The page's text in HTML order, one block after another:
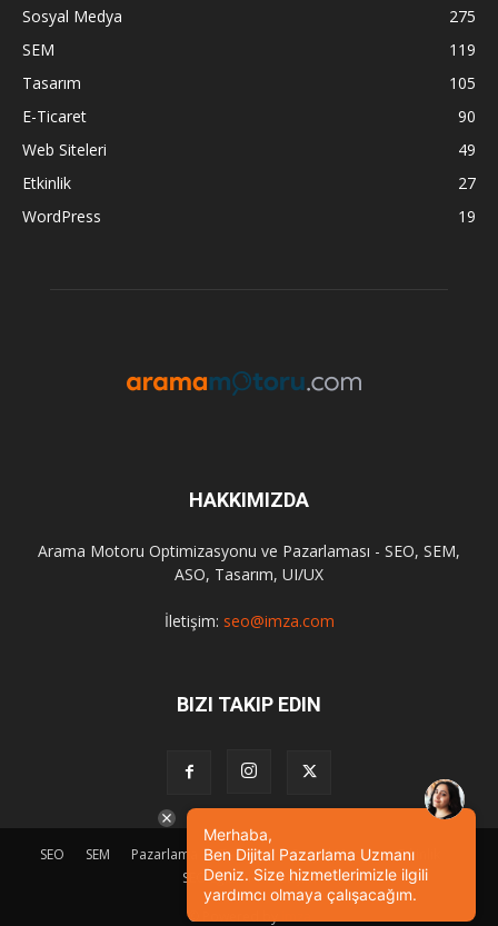
Sosyal Medya
275
SEM
119
Tasarım
105
E-Ticaret
90
Web Siteleri
49
Etkinlik
27
WordPress
19
HAKKIMIZDA
Arama Motoru Optimizasyonu ve Pazarlaması - SEO, SEM,
ASO, Tasarım, UI/UX
İletişim: seo@imza.com
BIZI TAKIP EDIN
SEO SEM Pazarlama Tasarım Sosyal Medya
Etkinlik
SEO Eğitimi
İletişim
© Powered by
Merhaba,
Ben Dijital Pazarlama Uzmanı
Deniz. Size hizmetlerimizle ilgili
yardımcı olmaya çalışacağım.